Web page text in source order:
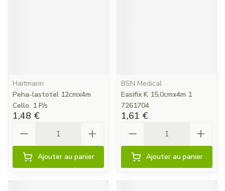
Hartmann
Peha-lastotel 12cmx4m
Cello. 1 P/s
1,48 €
Ajouter au panier
BSN Medical
Easifix K 15,0cmx4m 1
7261704
1,61 €
Ajouter au panier